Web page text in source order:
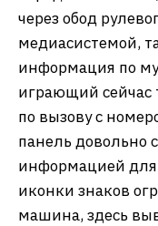
через обод
медиасистемой,
информация по
играющий сейчас
по вызову с
панель довольно
информацией для
иконки знаков
машина, здесь